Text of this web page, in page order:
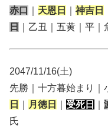
赤口
天恩日 神吉日
日
｜乙丑｜五黄｜平｜
2047/11/16(土)
先勝｜十方暮始まり｜
日
月徳日 受死日
氏